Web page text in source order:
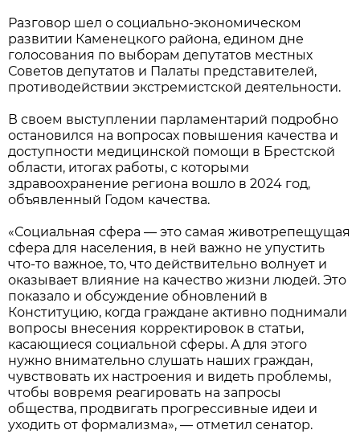
Разговор шел о социально-экономическом
развитии Каменецкого района, едином дне
голосования по выборам депутатов местных
Советов депутатов и Палаты представителей,
противодействии экстремистской деятельности.
В своем выступлении парламентарий подробно
остановился на вопросах повышения качества и
доступности медицинской помощи в Брестской
области, итогах работы, с которыми
здравоохранение региона вошло в 2024 год,
объявленный Годом качества.
«Социальная сфера — это самая животрепещущая
сфера для населения, в ней важно не упустить
что-то важное, то, что действительно волнует и
оказывает влияние на качество жизни людей. Это
показало и обсуждение обновлений в
Конституцию, когда граждане активно поднимали
вопросы внесения корректировок в статьи,
касающиеся социальной сферы. А для этого
нужно внимательно слушать наших граждан,
чувствовать их настроения и видеть проблемы,
чтобы вовремя реагировать на запросы
общества, продвигать прогрессивные идеи и
уходить от формализма», — отметил сенатор.